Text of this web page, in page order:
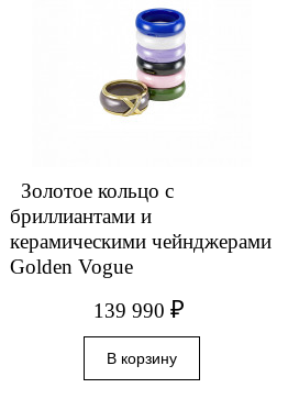
Золотое кольцо с
бриллиантами и
керамическими чейнджерами
Golden Vogue
139 990 ₽